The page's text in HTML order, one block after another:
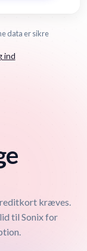
kræves.
til Sonix for
data er sikre
ind